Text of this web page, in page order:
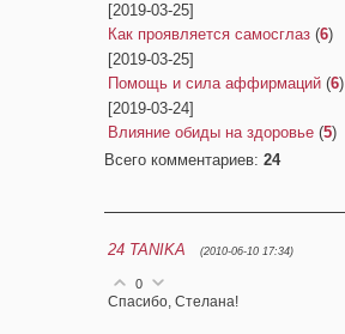
[2019-03-25]
Как проявляется самосглаз (6)
[2019-03-25]
Помощь и сила аффирмаций (6)
[2019-03-24]
Влияние обиды на здоровье (5)
Всего комментариев: 24
24 TANIKA (2010-06-10 17:34)
0
Спасибо, Стелана!